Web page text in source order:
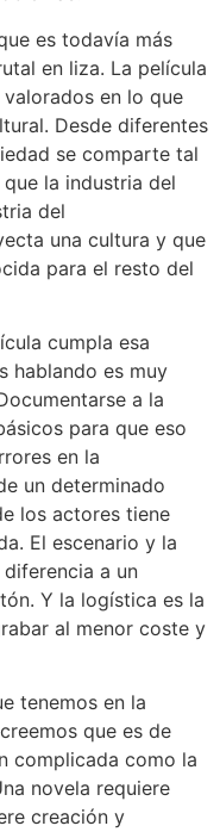
es todavía más
en liza. La película
en lo que
Desde diferentes
se comparte tal
la industria del
del
una cultura y que
para el resto del
cumpla esa
hablando es muy
a la
para que eso
en la
un determinado
los actores tiene
El escenario y la
a un
Y la logística es la
al menor coste y
tenemos en la
que es de
complicada como la
novela requiere
creación y